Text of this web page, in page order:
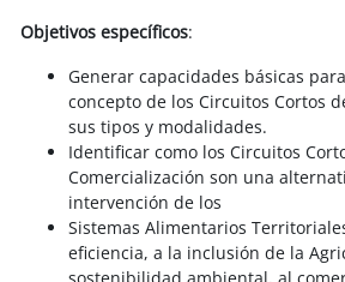
Objetivos específicos:
Generar capacidades básicas
concepto de los Circuitos Cortos
sus tipos y modalidades.
Identificar como los Circuitos
Comercialización son una
intervención de los
Sistemas Alimentarios
eficiencia, a la inclusión de la
sostenibilidad ambiental, al